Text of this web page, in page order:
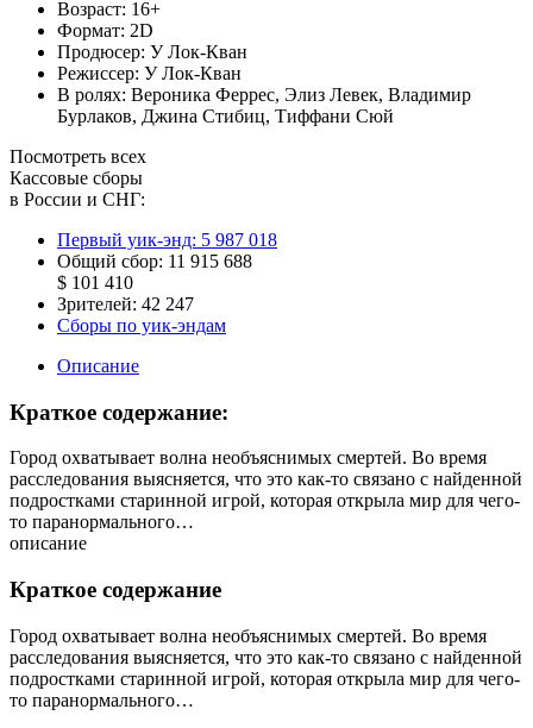
Возраст: 16+
Формат: 2D
Продюсер: У Лок-Кван
Режиссер: У Лок-Кван
В ролях: Вероника Феррес, Элиз Левек, Владимир
Бурлаков, Джина Стибиц, Тиффани Сюй
Посмотреть всех
Кассовые сборы
в России и СНГ:
Первый уик-энд: 5 987 018
Общий сбор: 11 915 688
$ 101 410
Зрителей: 42 247
Сборы по уик-эндам
Описание
Краткое содержание:
Город охватывает волна необъяснимых смертей. Во время
расследования выясняется, что это как-то связано с найденной
подростками старинной игрой, которая открыла мир для чего-
то паранормального…
описание
Краткое содержание
Город охватывает волна необъяснимых смертей. Во время
расследования выясняется, что это как-то связано с найденной
подростками старинной игрой, которая открыла мир для чего-
то паранормального…